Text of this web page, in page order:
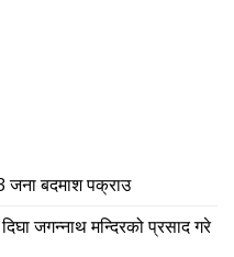
जना बदमाश पक्राउ
जगन्नाथ मन्दिरको प्रसाद गरे